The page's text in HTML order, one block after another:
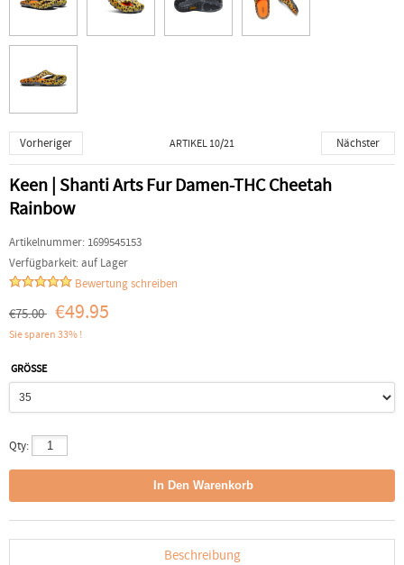
Vorheriger ARTIKEL 10/21 Nächster
Keen | Shanti Arts Fur Damen-THC Cheetah
Rainbow
Artikelnummer: 1699545153
Verfügbarkeit:auf Lager
Bewertung schreiben
€75.00 €49.95
Sie sparen 33% !
GRÖSSE
Qty:
Beschreibung